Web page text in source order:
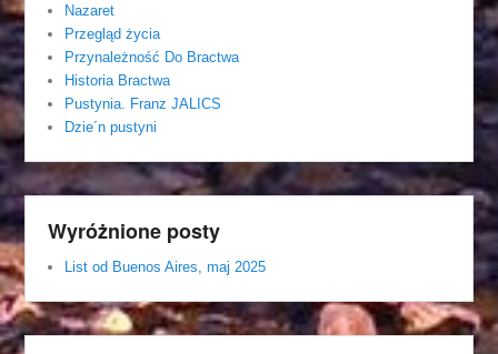
Nazaret
Przegląd życia
Przynależność Do Bractwa
Historia Bractwa
Pustynia. Franz JALICS
Dzie´n pustyni
Wyróżnione posty
List od Buenos Aires, maj 2025